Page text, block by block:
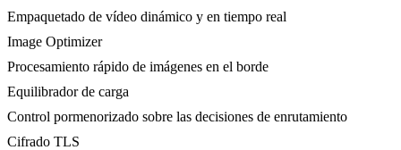
Empaquetado de vídeo dinámico y en tiempo real
Image Optimizer
Procesamiento rápido de imágenes en el borde
Equilibrador de carga
Control pormenorizado sobre las decisiones de enrutamiento
Cifrado TLS